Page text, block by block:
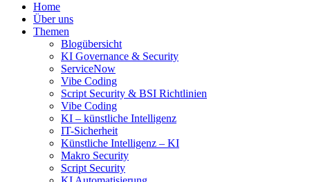
Home
Über uns
Themen
Blogübersicht
KI Governance & Security
ServiceNow
Vibe Coding
Script Security & BSI Richtlinien
Vibe Coding
KI – künstliche Intelligenz
IT-Sicherheit
Künstliche Intelligenz – KI
Makro Security
Script Security